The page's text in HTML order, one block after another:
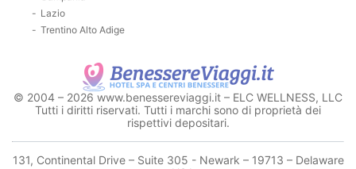
Lazio
Trentino Alto Adige
© 2004 – 2026 www.benessereviaggi.it – ELC WELLNESS, LLC
Tutti i diritti riservati. Tutti i marchi sono di proprietà dei
rispettivi depositari.
131, Continental Drive – Suite 305 - Newark – 19713 – Delaware